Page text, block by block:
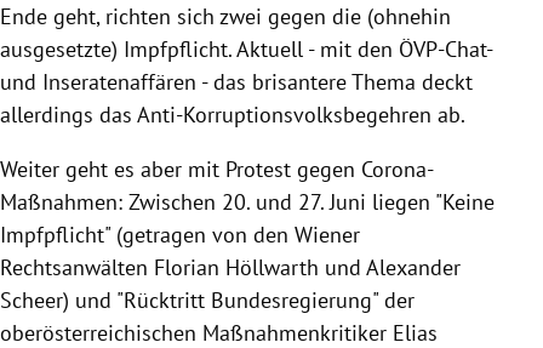
Ende geht, richten sich zwei gegen die (ohnehin
ausgesetzte) Impfpflicht. Aktuell - mit den ÖVP-Chat-
und Inseratenaffären - das brisantere Thema deckt
allerdings das Anti-Korruptionsvolksbegehren ab.
Weiter geht es aber mit Protest gegen Corona-
Maßnahmen: Zwischen 20. und 27. Juni liegen "Keine
Impfpflicht" (getragen von den Wiener
Rechtsanwälten Florian Höllwarth und Alexander
Scheer) und "Rücktritt Bundesregierung" der
oberösterreichischen Maßnahmenkritiker Elias